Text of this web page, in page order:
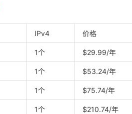
IPv4 价格
1个 $29.99/年
1个 $53.24/年
1个 $75.74/年
1个 $210.74/年